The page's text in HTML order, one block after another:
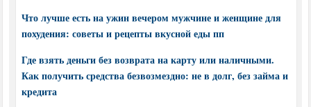
Что лучше есть на ужин вечером мужчине и женщине для
похудения: советы и рецепты вкусной еды пп
Где взять деньги без возврата на карту или наличными.
Как получить средства безвозмездно: не в долг, без займа и
кредита